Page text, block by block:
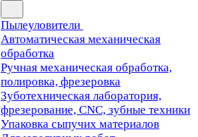
Пылеуловители
Автоматическая механическая
обработка
Ручная механическая обработка,
полировка, фрезеровка
Зуботехническая лаборатория,
фрезерование, CNC, зубные техники
Упаковка сыпучих материалов